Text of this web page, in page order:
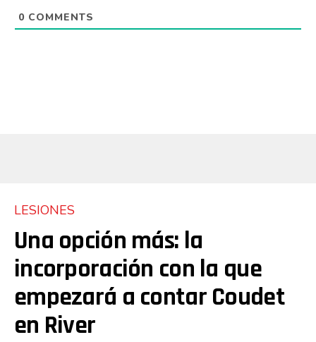
0 COMMENTS
LESIONES
Una opción más: la
incorporación con la que
empezará a contar Coudet
en River